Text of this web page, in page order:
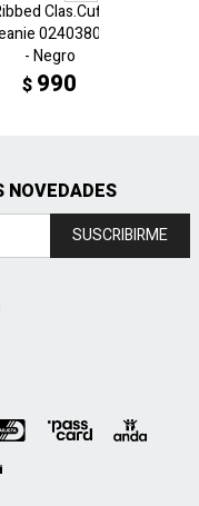
Clas.Cuff
02403801
- Negro
$ 990
NOVEDADES
SUSCRIBIRME